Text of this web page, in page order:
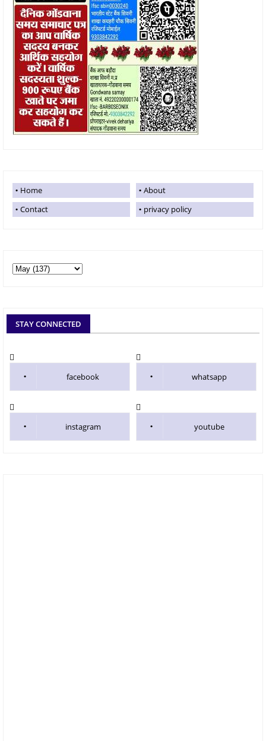
Home
About
Contact
privacy policy
STAY CONNECTED
facebook whatsapp
instagram youtube